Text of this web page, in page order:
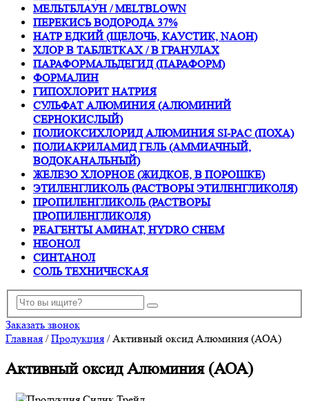
МЕЛЬТБЛАУН / MELTBLOWN
ПЕРЕКИСЬ ВОДОРОДА 37%
НАТР ЕДКИЙ (ЩЕЛОЧЬ, КАУСТИК, NAOH)
ХЛОР В ТАБЛЕТКАХ / В ГРАНУЛАХ
ПАРАФОРМАЛЬДЕГИД (ПАРАФОРМ)
ФОРМАЛИН
ГИПОХЛОРИТ НАТРИЯ
СУЛЬФАТ АЛЮМИНИЯ (АЛЮМИНИЙ
СЕРНОКИСЛЫЙ)
ПОЛИОКСИХЛОРИД АЛЮМИНИЯ SI-PAC (ПОХА)
ПОЛИАКРИЛАМИД ГЕЛЬ (АММИАЧНЫЙ,
ВОДОКАНАЛЬНЫЙ)
ЖЕЛЕЗО ХЛОРНОЕ (ЖИДКОЕ, В ПОРОШКЕ)
ЭТИЛЕНГЛИКОЛЬ (РАСТВОРЫ ЭТИЛЕНГЛИКОЛЯ)
ПРОПИЛЕНГЛИКОЛЬ (РАСТВОРЫ
ПРОПИЛЕНГЛИКОЛЯ)
РЕАГЕНТЫ АМИНАТ, HYDRO CHEM
НЕОНОЛ
СИНТАНОЛ
СОЛЬ ТЕХНИЧЕСКАЯ
Заказать звонок
Главная /Продукция / Активный оксид Алюминия (АОА)
Активный оксид Алюминия (АОА)